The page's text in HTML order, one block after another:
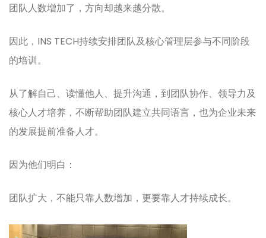
团队人数增加了，方向却越来越分散。
因此，INS TECH持续安排团队及核心管理层参与不同阶段
的培训。
从了解自己、读懂他人、提升沟通，到团队协作、领导力及
核心人才培养，不断帮助团队建立共同语言，也为企业未来
的发展提前准备人才。
因为他们明白：
团队扩大，不能只靠人数增加，更要靠人才持续成长。